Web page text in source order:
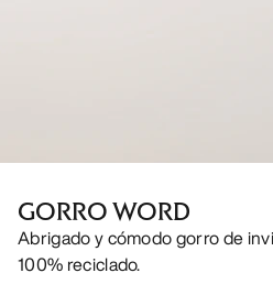
GORRO WORD
Abrigado y cómodo gorro de
100% reciclado.